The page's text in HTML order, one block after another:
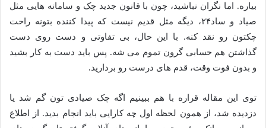
بیاره. اما نگران نباشید، چون با قانون جدید چک و سامانه هایی مثل
صیاد و ساد۲۴، دیگه مثل قدیم نیست که پیدا کننده بتونه راحت
چکتون رو نقد کنه. با این حال، بی تفاوتی و دست روی دست
گذاشتن هم حسابی گرون تموم می شه. پس باید دست به کار بشید
و بدون فوت وقت، قدم های درست رو بردارید.
توی این مقاله قراره با هم ببینیم اگه چک صیادی تون گم شد یا
دزدیده شد، از همون لحظه اول چه کارایی باید انجام بدید. از اطلاع